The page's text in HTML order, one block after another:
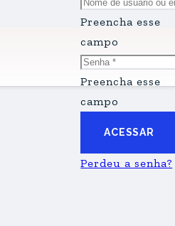
Preencha esse
campo
Preencha esse
campo
ACESSAR
Perdeu a senha?